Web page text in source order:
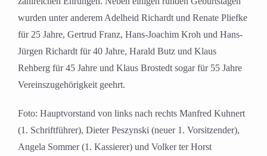
wurden unter anderem Adelheid Richardt und Renate Pliefke
für 25 Jahre, Gertrud Franz, Hans-Joachim Kroh und Hans-
Jürgen Richardt für 40 Jahre, Harald Butz und Klaus
Rehberg für 45 Jahre und Klaus Brostedt sogar für 55 Jahre
Vereinszugehörigkeit geehrt.
Foto: Hauptvorstand von links nach rechts Manfred Kuhnert
(1. Schriftführer), Dieter Peszynski (neuer 1. Vorsitzender),
Angela Sommer (1. Kassierer) und Volker ter Horst